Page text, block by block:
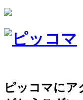
ピッコマにア